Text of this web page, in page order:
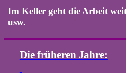
Im Keller geht die Arbeit
usw.
Die früheren Jahre: